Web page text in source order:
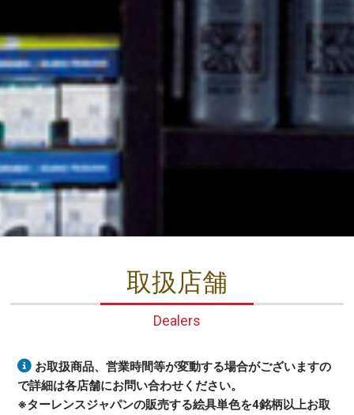
取扱店舗
Dealers
お取扱商品、営業時間等が変動する場合がございますの
で詳細は各店舗にお問い合わせください。
※ターレンスジャパンの販売する絵具単色を4銘柄以上お取